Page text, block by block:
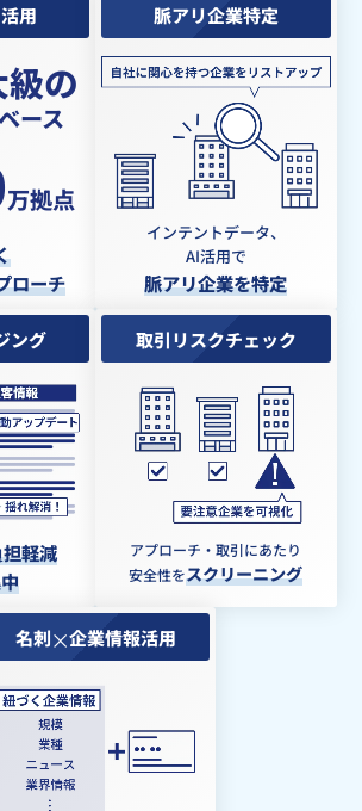
用
の
ース
万拠点
ローチ
脈アリ企業特定
インテントデータ、
AI活用で
脈アリ企業を特定
ング
軽減
取引リスクチェック
アプローチ・取引にあたり
安全性をスクリーニング
名刺 企業情報活用